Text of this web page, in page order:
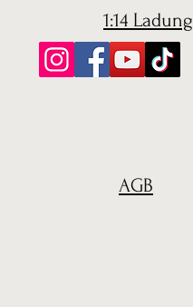
1:14 Ladung
AGB